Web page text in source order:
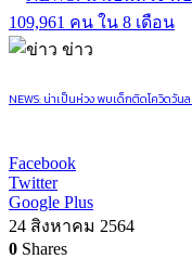
ข่าว
NEWS: น่าเป็นห่วง พบเด็กติดโควิดวันล
Facebook
Twitter
Google Plus
24 สิงหาคม 2564
0 Shares